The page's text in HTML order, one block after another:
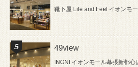
靴下屋 Life and Feel イオンモ
49view
INGNI イオンモール幕張新都心